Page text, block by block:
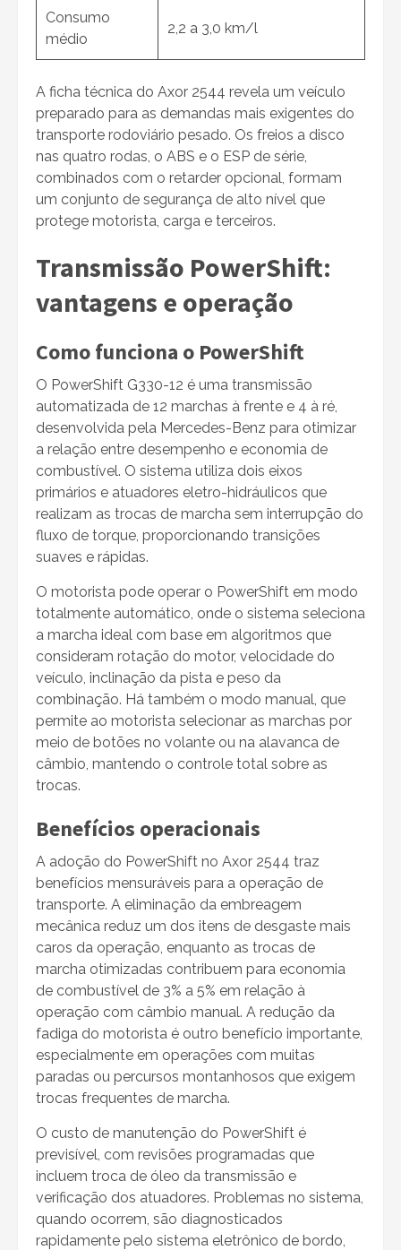
Consumo
médio
2,2 a 3,0 km/l
A ficha técnica do Axor 2544 revela um veículo
preparado para as demandas mais exigentes do
transporte rodoviário pesado. Os freios a disco
nas quatro rodas, o ABS e o ESP de série,
combinados com o retarder opcional, formam
um conjunto de segurança de alto nível que
protege motorista, carga e terceiros.
Transmissão PowerShift:
vantagens e operação
Como funciona o PowerShift
O PowerShift G330-12 é uma transmissão
automatizada de 12 marchas à frente e 4 à ré,
desenvolvida pela Mercedes-Benz para otimizar
a relação entre desempenho e economia de
combustível. O sistema utiliza dois eixos
primários e atuadores eletro-hidráulicos que
realizam as trocas de marcha sem interrupção do
fluxo de torque, proporcionando transições
suaves e rápidas.
O motorista pode operar o PowerShift em modo
totalmente automático, onde o sistema seleciona
a marcha ideal com base em algoritmos que
consideram rotação do motor, velocidade do
veículo, inclinação da pista e peso da
combinação. Há também o modo manual, que
permite ao motorista selecionar as marchas por
meio de botões no volante ou na alavanca de
câmbio, mantendo o controle total sobre as
trocas.
Benefícios operacionais
A adoção do PowerShift no Axor 2544 traz
benefícios mensuráveis para a operação de
transporte. A eliminação da embreagem
mecânica reduz um dos itens de desgaste mais
caros da operação, enquanto as trocas de
marcha otimizadas contribuem para economia
de combustível de 3% a 5% em relação à
operação com câmbio manual. A redução da
fadiga do motorista é outro benefício importante,
especialmente em operações com muitas
paradas ou percursos montanhosos que exigem
trocas frequentes de marcha.
O custo de manutenção do PowerShift é
previsível, com revisões programadas que
incluem troca de óleo da transmissão e
verificação dos atuadores. Problemas no sistema,
quando ocorrem, são diagnosticados
rapidamente pelo sistema eletrônico de bordo,